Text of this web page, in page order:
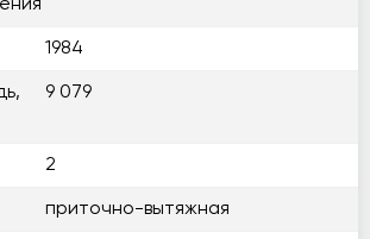
1984
9 079
2
приточно-вытяжная